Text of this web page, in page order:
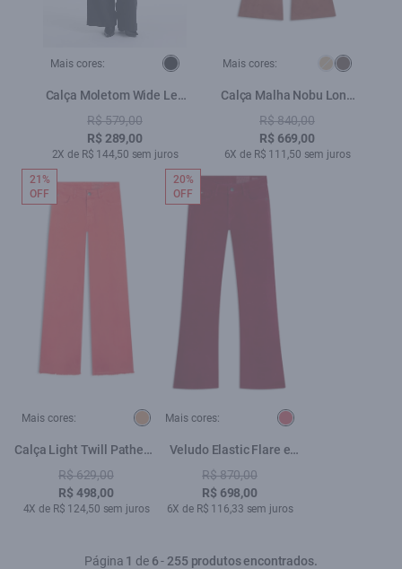
Mais cores:
Calça Moletom Wide Leg
Preto
R$ 579,00
R$ 289,00
2X de R$ 144,50 sem juros
Mais cores:
Calça Malha Nobu Long
Flare Terra
R$ 840,00
R$ 669,00
6X de R$ 111,50 sem juros
Mais cores:
Calça Light Twill Patheph
Strawberry
R$ 629,00
R$ 498,00
4X de R$ 124,50 sem juros
21%
OFF
Mais cores:
Veludo Elastic Flare e
Asa Cereja
R$ 870,00
R$ 698,00
6X de R$ 116,33 sem juros
20%
OFF
Página 1 de 6- 255 produtos encontrados.